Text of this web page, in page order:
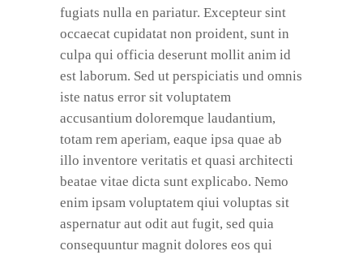
fugiats nulla en pariatur. Excepteur sint
occaecat cupidatat non proident, sunt in
culpa qui officia deserunt mollit anim id
est laborum. Sed ut perspiciatis und omnis
iste natus error sit voluptatem
accusantium doloremque laudantium,
totam rem aperiam, eaque ipsa quae ab
illo inventore veritatis et quasi architecti
beatae vitae dicta sunt explicabo. Nemo
enim ipsam voluptatem qiui voluptas sit
aspernatur aut odit aut fugit, sed quia
consequuntur magnit dolores eos qui